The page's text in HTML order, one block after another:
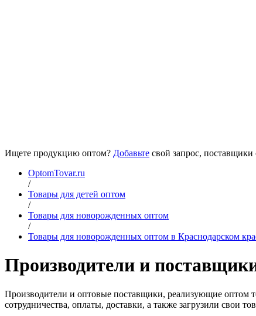
Ищете продукцию оптом? Добавьте свой запрос, поставщики
OptomTovar.ru
/
Товары для детей оптом
/
Товары для новорожденных оптом
/
Товары для новорожденных оптом в Краснодарском
Производители и
Производители и оптовые поставщики, реализующие оптом
сотрудничества, оплаты, доставки, а также загрузили свои